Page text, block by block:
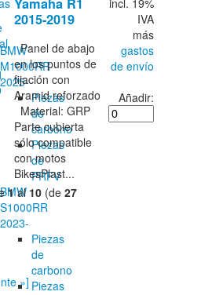
BMW
M1000RR
2025-
Piezas
de
carbono
Piezas
de
PRFV
BMW
S1000RR
2023-
Piezas
de
carbono
Piezas
2015-2019
Panel de abajo
en los puntos de
fijación con
Aramid reforzado
Material: GRP
Parte cubierta
sólo compatible
con motos
BikesPlast...
IVA
más
gastos
de envío
Añadir:
1al 10(de 27
»]